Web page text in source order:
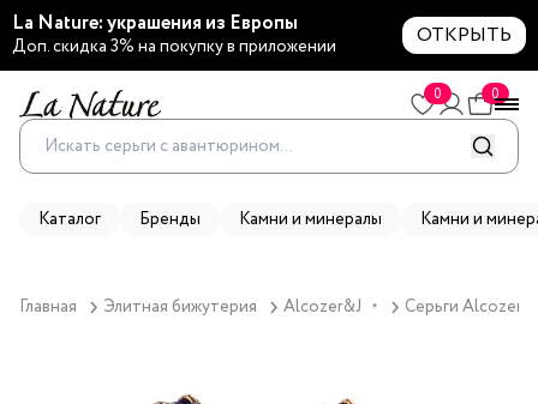
La Nature: украшения из Европы
Доп. скидка 3% на покупку в приложении ОТКРЫТЬ
0 0
Каталог Бренды Камни и минералы Камни и
Главная Элитная бижутерия Alcozer&J ▼ Серьги